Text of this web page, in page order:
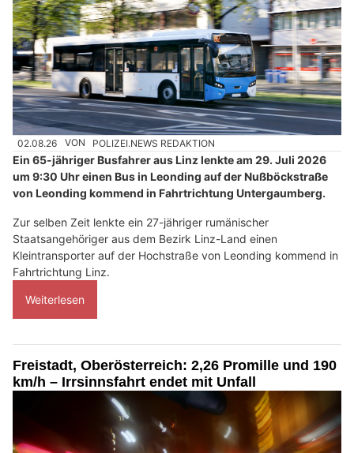
02.08.26 VON POLIZEI.NEWS REDAKTION
Ein 65-jähriger Busfahrer aus Linz lenkte am 29. Juli 2026
um 9:30 Uhr einen Bus in Leonding auf der Nußböckstraße
von Leonding kommend in Fahrtrichtung Untergaumberg.
Zur selben Zeit lenkte ein 27-jähriger rumänischer
Staatsangehöriger aus dem Bezirk Linz-Land einen
Kleintransporter auf der Hochstraße von Leonding kommend in
Fahrtrichtung Linz.
Weiterlesen
Freistadt, Oberösterreich: 2,26 Promille und 190
km/h – Irrsinnsfahrt endet mit Unfall